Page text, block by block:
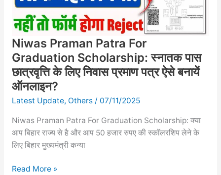
Niwas Praman Patra For
Graduation Scholarship: स्नातक पास
छात्रवृत्ति के लिए निवास प्रमाण पत्र ऐसे बनायें
ऑनलाइन?
Latest Update, Others/ 07/11/2025
Niwas Praman Patra For Graduation Scholarship: क्या
आप बिहार राज्य से है और आप 50 हजार रुपए की स्कॉलरशिप लेने के
लिए बिहार मुख्यमंत्री कन्या
पास
छात्रवृत्ति
के
लिए
निवास
प्रमाण
पत्र
ऐसे
बनायें
ऑनलाइन?
Read More »